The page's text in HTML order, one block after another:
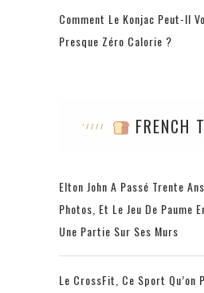
Comment Le Konjac Peut-Il
Presque Zéro Calorie ?
FRENCH
Elton John A Passé Trente
Photos, Et Le Jeu De Paume
Une Partie Sur Ses Murs
Le CrossFit, Ce Sport Qu’on